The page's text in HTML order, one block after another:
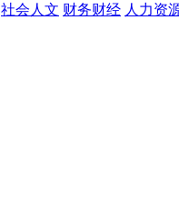
社会人文 财务财经 人力资